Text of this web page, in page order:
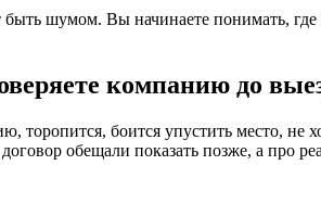
шумом. Вы начинаете понимать,
компанию до
боится упустить место, не
обещали показать позже, а про